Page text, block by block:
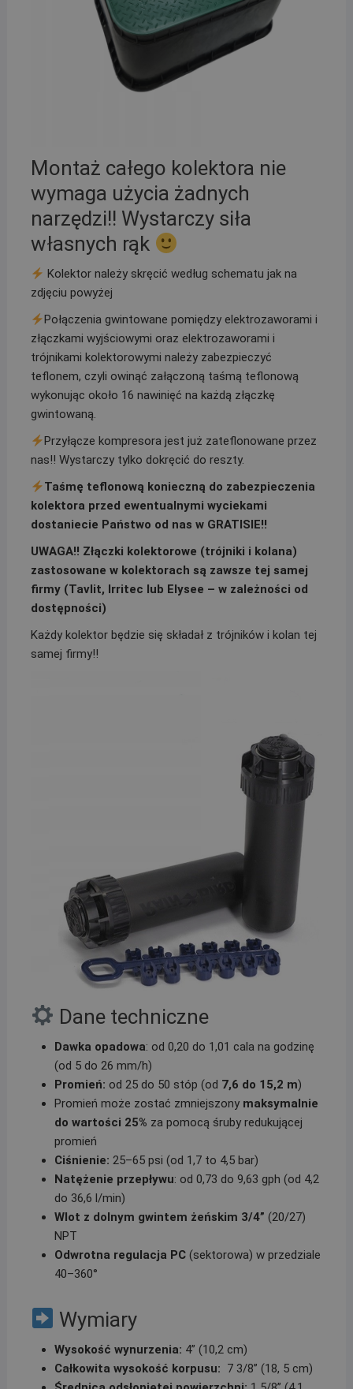
Montaż całego kolektora nie
wymaga użycia żadnych
narzędzi!! Wystarczy siła
własnych rąk
Kolektor należy skręcić według schematu jak na
zdjęciu powyżej
Połączenia gwintowane pomiędzy elektrozaworami i
złączkami wyjściowymi oraz elektrozaworami i
trójnikami kolektorowymi należy zabezpieczyć
teflonem, czyli owinąć załączoną taśmą teflonową
wykonując około 16 nawinięć na każdą złączkę
gwintowaną.
Przyłącze kompresora jest już zateflonowane przez
nas!! Wystarczy tylko dokręcić do reszty.
Taśmę teflonową konieczną do zabezpieczenia
kolektora przed ewentualnymi wyciekami
dostaniecie Państwo od nas w GRATISIE!!
UWAGA!! Złączki kolektorowe (trójniki i kolana)
zastosowane w kolektorach są zawsze tej samej
firmy (Tavlit, Irritec lub Elysee – w zależności od
dostępności)
Każdy kolektor będzie się składał z trójników i kolan tej
samej firmy!!
Dane techniczne
Dawka opadowa: od 0,20 do 1,01 cala na godzinę
(od 5 do 26 mm/h)
Promień: od 25 do 50 stóp (od 7,6 do 15,2 m)
Promień może zostać zmniejszony maksymalnie
do wartości 25% za pomocą śruby redukującej
promień
Ciśnienie: 25–65 psi (od 1,7 to 4,5 bar)
Natężenie przepływu: od 0,73 do 9,63 gph (od 4,2
do 36,6 l/min)
Wlot z dolnym gwintem żeńskim 3/4” (20/27)
NPT
Odwrotna regulacja PC(sektorowa) w przedziale
40–360°
Wymiary
Wysokość wynurzenia: 4” (10,2 cm)
Całkowita wysokość korpusu: 7 3/8” (18, 5 cm)